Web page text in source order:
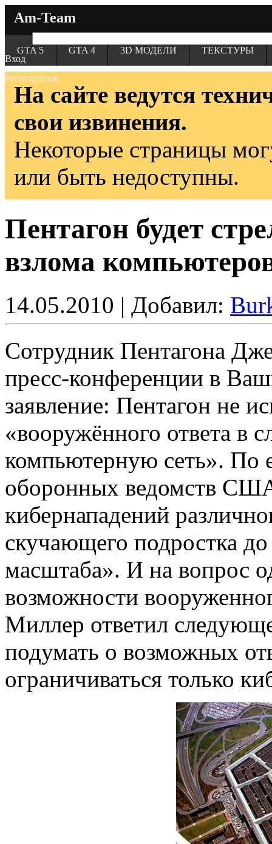
Am-Team
Вход
Регистрация
GTA 5 GTA 4 3D МОДЕЛИ ТЕКСТУРЫ
На сайте ведутся
свои извинения.
Некоторые страницы
или быть недоступны.
Пентагон будет
взлома
14.05.2010 | Добавил:
Сотрудник Пентагона
пресс-конференции в
заявление: Пентагон не
«вооружённого ответа в
компьютерную сеть». По
оборонных ведомств
кибернападений
скучающего подростка
масштаба». И на вопрос
возможности
Миллер ответил
подумать о возможных
ограничиваться только